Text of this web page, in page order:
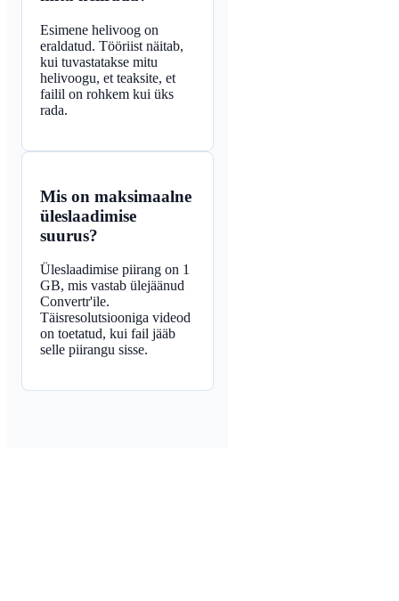
Esimene helivoog on
eraldatud. Tööriist näitab,
kui tuvastatakse mitu
helivoogu, et teaksite, et
failil on rohkem kui üks
rada.
Mis on maksimaalne
üleslaadimise
suurus?
Üleslaadimise piirang on 1
GB, mis vastab ülejäänud
Convertr'ile.
Täisresolutsiooniga videod
on toetatud, kui fail jääb
selle piirangu sisse.